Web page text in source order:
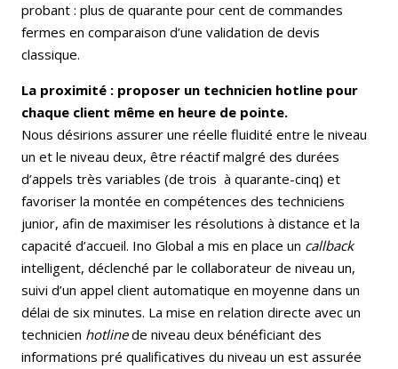
probant : plus de quarante pour cent de commandes
fermes en comparaison d’une validation de devis
classique.
La proximité : proposer un technicien hotline pour
chaque client même en heure de pointe.
Nous désirions assurer une réelle fluidité entre le niveau
un et le niveau deux, être réactif malgré des durées
d’appels très variables (de trois à quarante-cinq) et
favoriser la montée en compétences des techniciens
junior, afin de maximiser les résolutions à distance et la
capacité d’accueil. Ino Global a mis en place un callback
intelligent, déclenché par le collaborateur de niveau un,
suivi d’un appel client automatique en moyenne dans un
délai de six minutes. La mise en relation directe avec un
technicien hotlinede niveau deux bénéficiant des
informations pré qualificatives du niveau un est assurée